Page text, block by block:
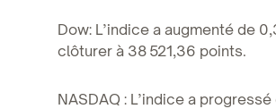
Dow: L’indice a augmenté de
clôturer à 38 521,36 points.
NASDAQ : L’indice a progressé